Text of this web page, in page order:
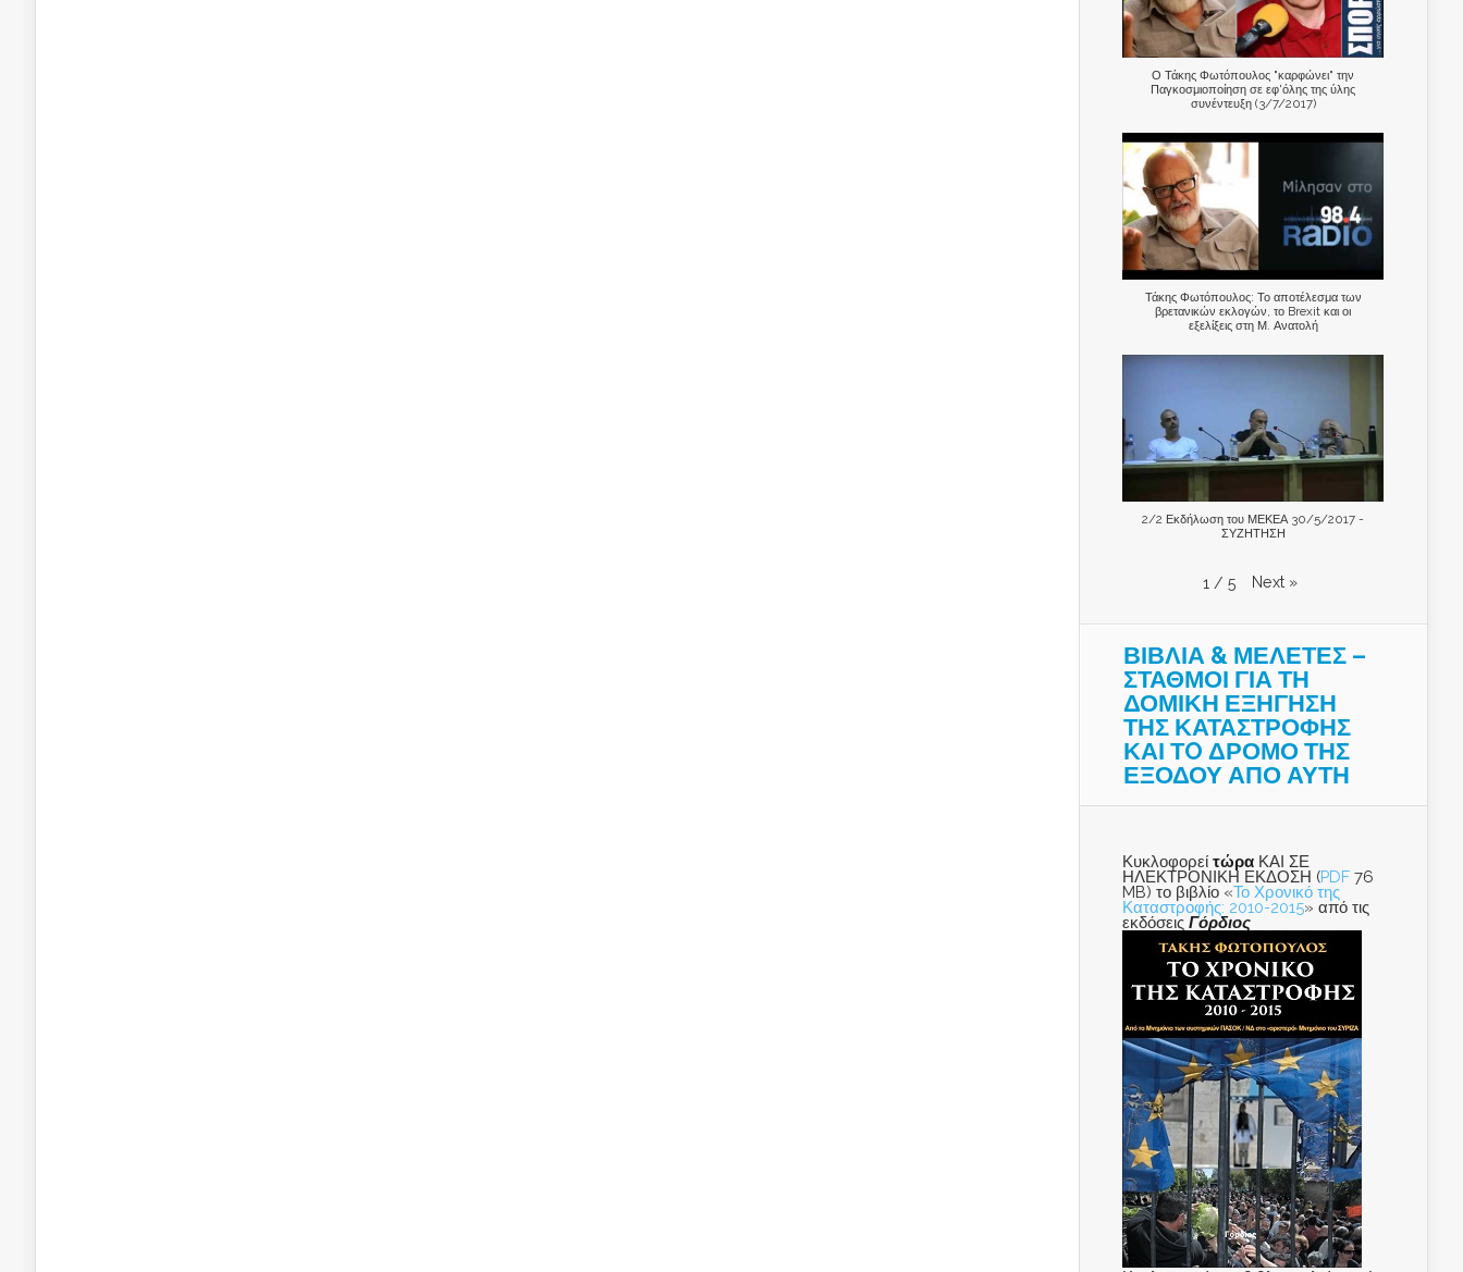
Ο Τάκης Φωτόπουλος "καρφώνει" την
Παγκοσμιοποίηση σε εφ'όλης της ύλης
συνέντευξη (3/7/2017)
Τάκης Φωτόπουλος: Το αποτέλεσμα των
βρετανικών εκλογών, το Brexit και οι
εξελίξεις στη Μ. Ανατολή
2/2 Εκδήλωση του ΜΕΚΕΑ 30/5/2017 -
ΣΥΖΗΤΗΣΗ
1 / 5 Next »
ΒΙΒΛΙΑ & ΜΕΛΕΤΕΣ –
ΣΤΑΘΜΟΙ ΓΙΑ ΤΗ
ΔΟΜΙΚΗ ΕΞΗΓΗΣΗ
ΤΗΣ ΚΑΤΑΣΤΡΟΦΗΣ
ΚΑΙ ΤO ΔΡΟΜΟ ΤΗΣ
ΕΞΟΔΟΥ ΑΠΟ ΑΥΤΗ
Κυκλοφορεί τώρα ΚΑΙ ΣΕ
ΗΛΕΚΤΡΟΝΙΚΗ ΕΚΔΟΣΗ (PDF 76
MB) το βιβλίο «Το Χρονικό της
Καταστροφής: 2010-2015» από τις
εκδόσεις Γόρδιος